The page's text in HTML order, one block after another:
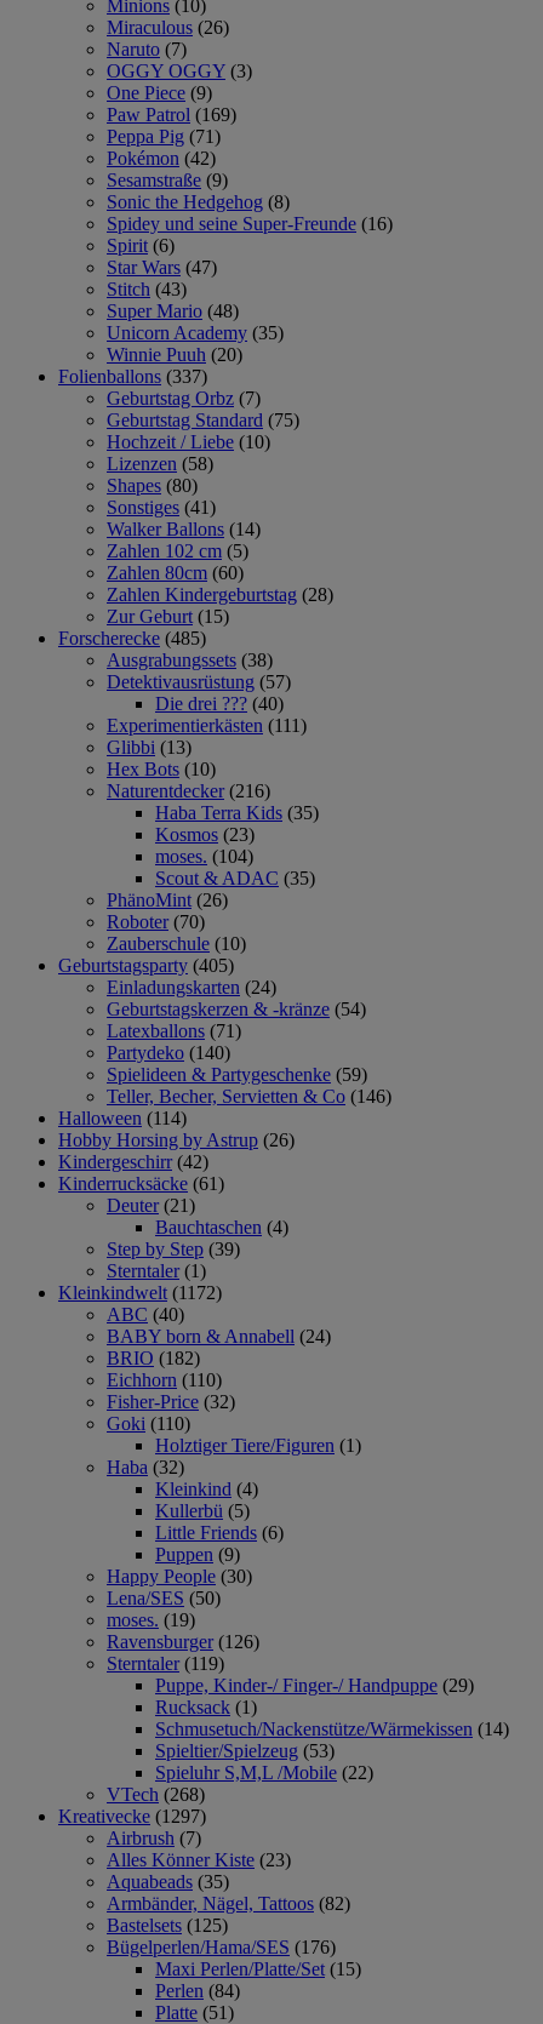
Minions (10)
Miraculous (26)
Naruto (7)
OGGY OGGY (3)
One Piece (9)
Paw Patrol (169)
Peppa Pig (71)
Pokémon (42)
Sesamstraße (9)
Sonic the Hedgehog (8)
Spidey und seine Super-Freunde (16)
Spirit (6)
Star Wars (47)
Stitch (43)
Super Mario (48)
Unicorn Academy (35)
Winnie Puuh (20)
Folienballons (337)
Geburtstag Orbz (7)
Geburtstag Standard (75)
Hochzeit / Liebe (10)
Lizenzen (58)
Shapes (80)
Sonstiges (41)
Walker Ballons (14)
Zahlen 102 cm (5)
Zahlen 80cm (60)
Zahlen Kindergeburtstag (28)
Zur Geburt (15)
Forscherecke (485)
Ausgrabungssets (38)
Detektivausrüstung (57)
Die drei ??? (40)
Experimentierkästen (111)
Glibbi (13)
Hex Bots (10)
Naturentdecker (216)
Haba Terra Kids (35)
Kosmos (23)
moses. (104)
Scout & ADAC (35)
PhänoMint (26)
Roboter (70)
Zauberschule (10)
Geburtstagsparty (405)
Einladungskarten (24)
Geburtstagskerzen & -kränze (54)
Latexballons (71)
Partydeko (140)
Spielideen & Partygeschenke (59)
Teller, Becher, Servietten & Co (146)
Halloween (114)
Hobby Horsing by Astrup (26)
Kindergeschirr (42)
Kinderrucksäcke (61)
Deuter (21)
Bauchtaschen (4)
Step by Step (39)
Sterntaler (1)
Kleinkindwelt (1172)
ABC (40)
BABY born & Annabell (24)
BRIO (182)
Eichhorn (110)
Fisher-Price (32)
Goki (110)
Holztiger Tiere/Figuren (1)
Haba (32)
Kleinkind (4)
Kullerbü (5)
Little Friends (6)
Puppen (9)
Happy People (30)
Lena/SES (50)
moses. (19)
Ravensburger (126)
Sterntaler (119)
Puppe, Kinder-/ Finger-/ Handpuppe (29)
Rucksack (1)
Schmusetuch/Nackenstütze/Wärmekissen (14)
Spieltier/Spielzeug (53)
Spieluhr S,M,L /Mobile (22)
VTech (268)
Kreativecke (1297)
Airbrush (7)
Alles Könner Kiste (23)
Aquabeads (35)
Armbänder, Nägel, Tattoos (82)
Bastelsets (125)
Bügelperlen/Hama/SES (176)
Maxi Perlen/Platte/Set (15)
Perlen (84)
Platte (51)